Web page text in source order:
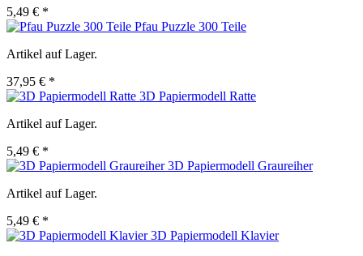
5,49 € *
Pfau Puzzle 300 Teile
Artikel auf Lager.
37,95 € *
3D Papiermodell Ratte
Artikel auf Lager.
5,49 € *
3D Papiermodell Graureiher
Artikel auf Lager.
5,49 € *
3D Papiermodell Klavier